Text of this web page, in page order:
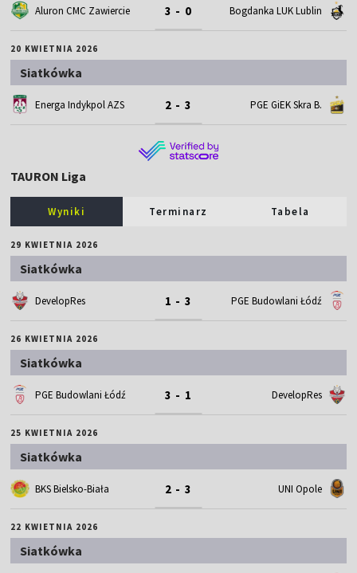
Aluron CMC Zawiercie 3 - 0 Bogdanka LUK Lublin
20 KWIETNIA 2026
Siatkówka
Energa Indykpol AZS 2 - 3 PGE GiEK Skra B.
TAURON Liga
Wyniki Terminarz Tabela
29 KWIETNIA 2026
Siatkówka
DevelopRes 1 - 3 PGE Budowlani Łódź
26 KWIETNIA 2026
Siatkówka
PGE Budowlani Łódź 3 - 1 DevelopRes
25 KWIETNIA 2026
Siatkówka
BKS Bielsko-Biała 2 - 3 UNI Opole
22 KWIETNIA 2026
Siatkówka